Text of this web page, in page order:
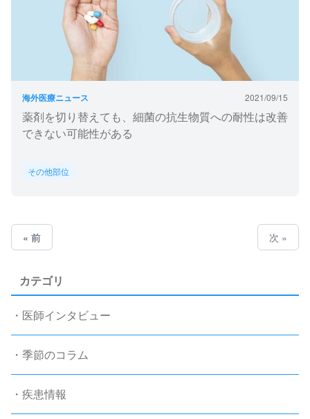
海外医療ニュース 2021/09/15
薬剤を切り替えても、細菌の抗生物質への耐性は改善
できない可能性がある
その他部位
« 前 次 »
カテゴリ
・医師インタビュー
・季節のコラム
・疾患情報